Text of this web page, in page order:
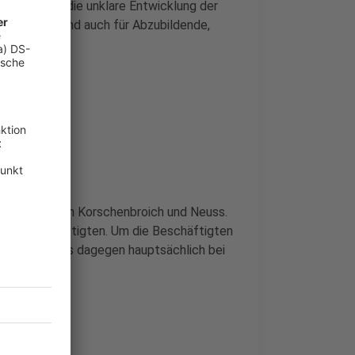
Blick auf die unklare Entwicklung der
läuft und auch für Abzubildende,
in Korschenbroich und Neuss.
Beschäftigten. Um die Beschäftigten
geht es dagegen hauptsächlich bei